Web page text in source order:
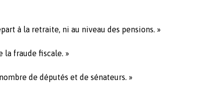
à la retraite, ni au niveau des pensions. »
la fraude fiscale. »
de députés et de sénateurs. »